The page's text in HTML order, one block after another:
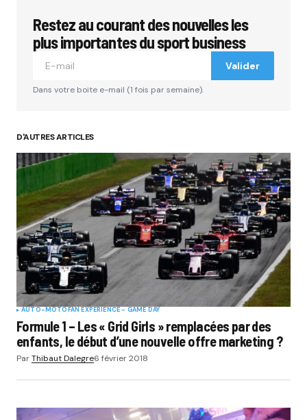
Restez au courant des nouvelles les
plus importantes du sport business
Valider
Dans votre boite e-mail (1 fois par semaine).
D'AUTRES ARTICLES
AUTO-MOTOFAN EXPERIENCE - GAME DAY
Formule 1 – Les « Grid Girls » remplacées par des
enfants, le début d’une nouvelle offre marketing ?
ParThibaut Dalegre6 février 2018